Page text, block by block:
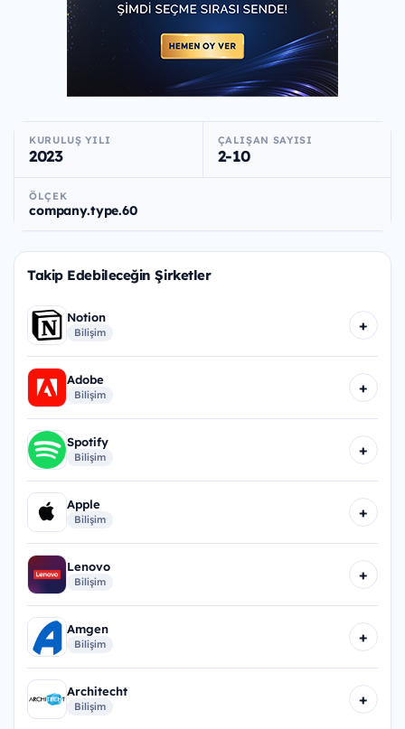
KURULUŞ YILI
2023
ÇALIŞAN SAYISI
2-10
ÖLÇEK
company.type.60
Takip Edebileceğin Şirketler
Notion
Bilişim +
Adobe
Bilişim +
Spotify
Bilişim +
Apple
Bilişim +
Lenovo
Bilişim +
Amgen
Bilişim +
Architecht
Bilişim +